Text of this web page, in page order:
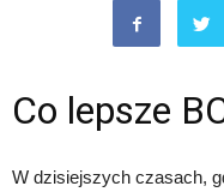
Co lepsze
W dzisiejszych czasach,